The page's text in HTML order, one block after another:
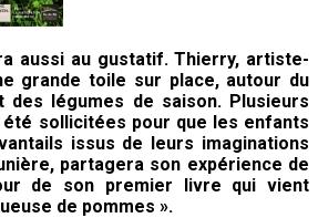
aussi au gustatif. Thierry, artiste-
grande toile sur place, autour du
légumes de saison. Plusieurs
sollicitées pour que les enfants
issus de leurs imaginations
partagera son expérience de
de son premier livre qui vient
de pommes ».